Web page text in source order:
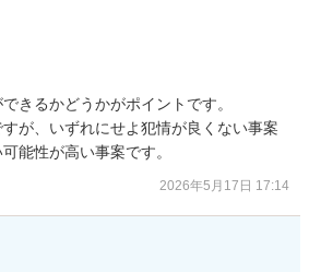
きるかどうかがポイントです。
が、いずれにせよ犯情が良くない事案
能性が高い事案です。
2026年5月17日 17:14